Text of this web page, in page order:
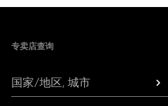
专卖店查询
国家/地区, 城市